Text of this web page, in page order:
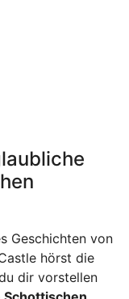
Geschichten von
hörst die
dir vorstellen